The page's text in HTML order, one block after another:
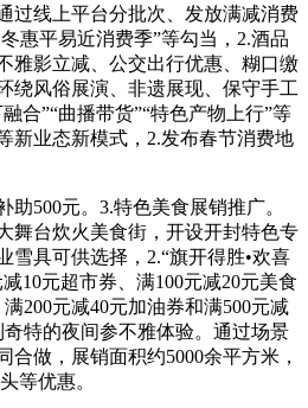
线上平台分批次、发放满减消费
惠平易近消费季”等勾当，2.酒品
雅影立减、公交出行优惠、糊口缴
绕风俗展演、非遗展现、保守手工
合”“曲播带货”“特色产物上行”等
新业态新模式，2.发布春节消费地
500元。3.特色美食展销推广。
舞台炊火美食街，开设开封特色专
雪具可供选择，2.“旗开得胜•欢喜
10元超市券、满100元减20元美食
200元减40元加油券和满500元减
特的夜间参不雅体验。通过场景
合做，展销面积约5000余平方米，
等优惠。